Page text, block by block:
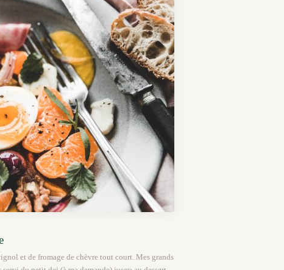
et de fromage de chèvre tout court. Mes grands